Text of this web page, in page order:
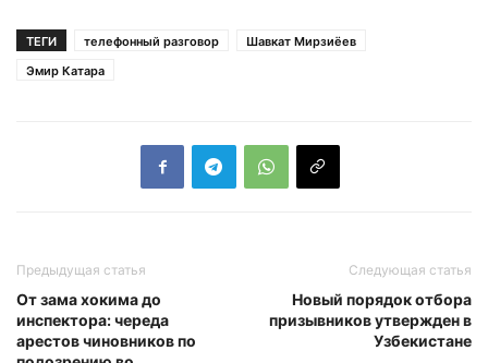
ТЕГИ телефонный разговор
Шавкат Мирзиёев
Эмир Катара
Предыдущая статья
От зама хокима до
инспектора: череда
арестов чиновников по
Следующая статья
Новый порядок отбора
призывников утвержден в
Узбекистане